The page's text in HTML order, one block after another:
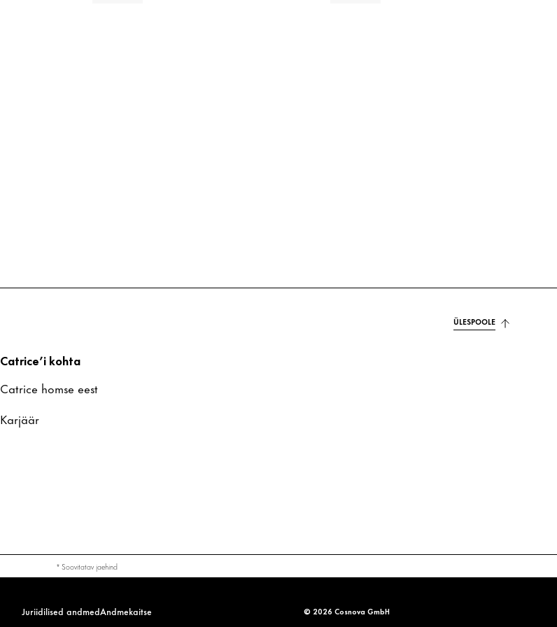
ÜLESPOOLE
Catrice’i kohta
Catrice homse eest
Karjäär
* Soovitatav jaehind
Juriidilised andmedAndmekaitse © 2026 Cosnova GmbH